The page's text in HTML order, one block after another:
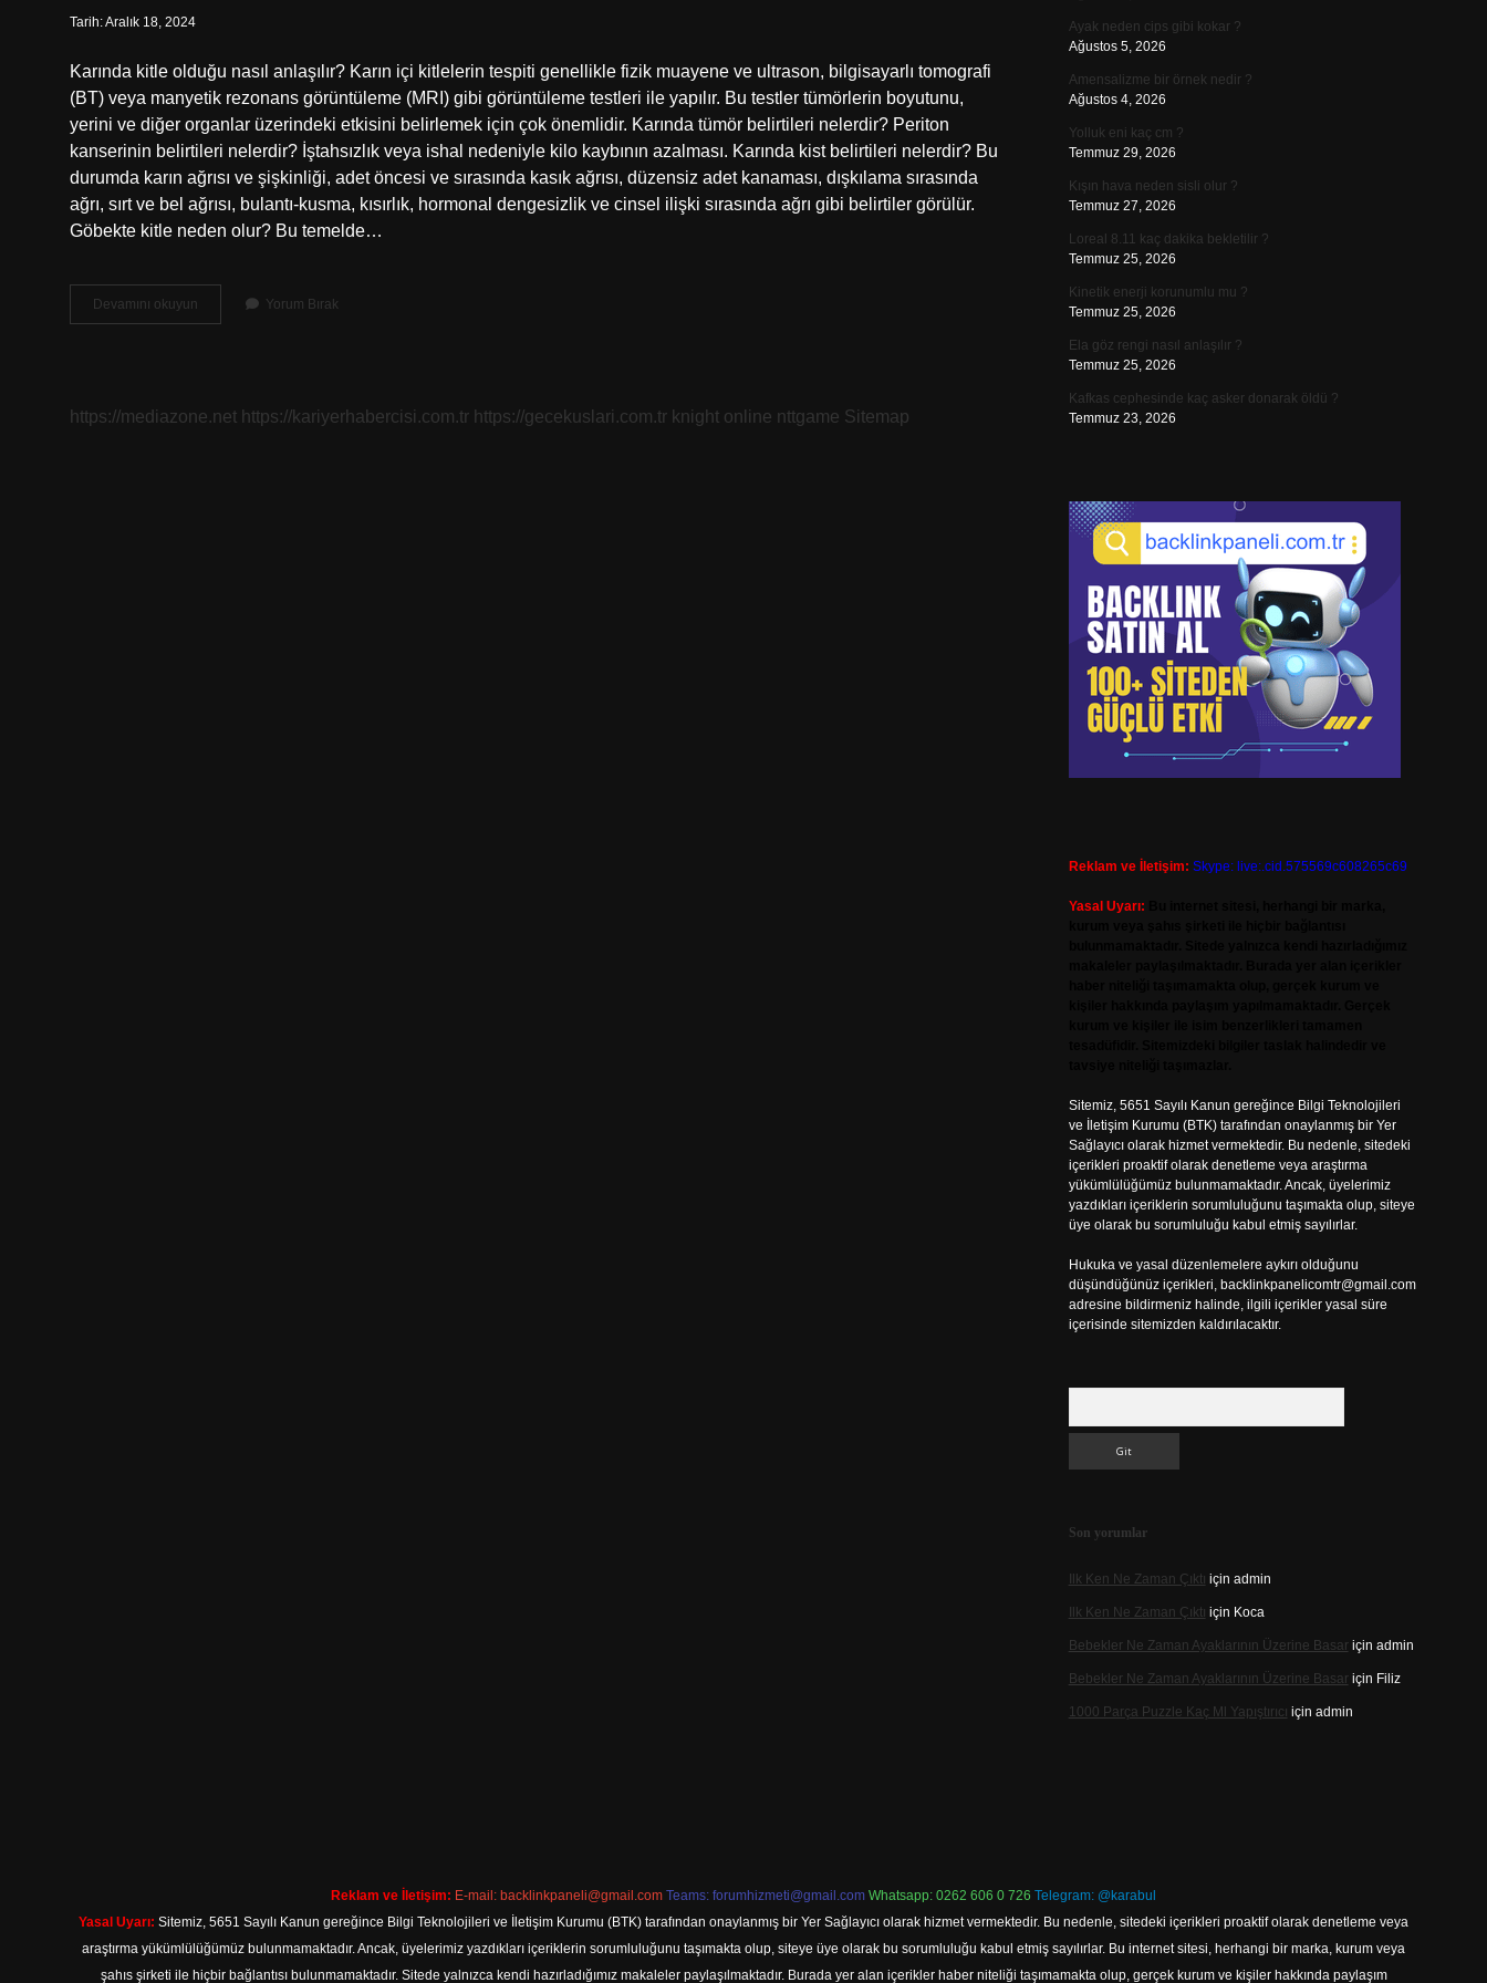
Tarih: Aralık 18, 2024
Karında kitle olduğu nasıl anlaşılır? Karın içi kitlelerin tespiti genellikle fizik muayene ve ultrason, bilgisayarlı tomografi
(BT) veya manyetik rezonans görüntüleme (MRI) gibi görüntüleme testleri ile yapılır. Bu testler tümörlerin boyutunu,
yerini ve diğer organlar üzerindeki etkisini belirlemek için çok önemlidir. Karında tümör belirtileri nelerdir? Periton
kanserinin belirtileri nelerdir? İştahsızlık veya ishal nedeniyle kilo kaybının azalması. Karında kist belirtileri nelerdir? Bu
durumda karın ağrısı ve şişkinliği, adet öncesi ve sırasında kasık ağrısı, düzensiz adet kanaması, dışkılama sırasında
ağrı, sırt ve bel ağrısı, bulantı-kusma, kısırlık, hormonal dengesizlik ve cinsel ilişki sırasında ağrı gibi belirtiler görülür.
Göbekte kitle neden olur? Bu temelde…
Devamını okuyun
Kitle
Yorum Bırak
https://mediazone.net https://kariyerhabercisi.com.tr https://gecekuslari.com.tr knight online nttgame Sitemap
Ayak neden cips gibi kokar ?
Ağustos 5, 2026
Amensalizme bir örnek nedir ?
Ağustos 4, 2026
Yolluk eni kaç cm ?
Temmuz 29, 2026
Kışın hava neden sisli olur ?
Temmuz 27, 2026
Loreal 8.11 kaç dakika bekletilir ?
Temmuz 25, 2026
Kinetik enerji korunumlu mu ?
Temmuz 25, 2026
Ela göz rengi nasıl anlaşılır ?
Temmuz 25, 2026
Kafkas cephesinde kaç asker donarak öldü ?
Temmuz 23, 2026
Reklam ve İletişim: Skype: live:.cid.575569c608265c69
Yasal Uyarı:
Sitemiz, 5651 Sayılı Kanun gereğince Bilgi Teknolojileri
ve İletişim Kurumu (BTK) tarafından onaylanmış bir Yer
Sağlayıcı olarak hizmet vermektedir. Bu nedenle, sitedeki
içerikleri proaktif olarak denetleme veya araştırma
yükümlülüğümüz bulunmamaktadır. Ancak, üyelerimiz
yazdıkları içeriklerin sorumluluğunu taşımakta olup, siteye
üye olarak bu sorumluluğu kabul etmiş sayılırlar.
Hukuka ve yasal düzenlemelere aykırı olduğunu
düşündüğünüz içerikleri, backlinkpanelicomtr@gmail.com
adresine bildirmeniz halinde, ilgili içerikler yasal süre
içerisinde sitemizden kaldırılacaktır.
Son yorumlar
Ilk Ken Ne Zaman Çıktı için admin
Ilk Ken Ne Zaman Çıktı için Koca
Bebekler Ne Zaman Ayaklarının Üzerine Basariçin admin
Bebekler Ne Zaman Ayaklarının Üzerine Basariçin Filiz
1000 Parça Puzzle Kaç Ml Yapıştırıcı için admin
Reklam ve İletişim: E-mail: backlinkpaneli@gmail.com Teams: forumhizmeti@gmail.com Whatsapp: 0262 606 0 726 Telegram: @karabul
Yasal Uyarı: Sitemiz, 5651 Sayılı Kanun gereğince Bilgi Teknolojileri ve İletişim Kurumu (BTK) tarafından onaylanmış bir Yer Sağlayıcı olarak hizmet vermektedir. Bu nedenle, sitedeki içerikleri proaktif olarak denetleme veya
araştırma yükümlülüğümüz bulunmamaktadır. Ancak, üyelerimiz yazdıkları içeriklerin sorumluluğunu taşımakta olup, siteye üye olarak bu sorumluluğu kabul etmiş sayılırlar. Bu internet sitesi, herhangi bir marka, kurum veya
şahıs şirketi ile hiçbir bağlantısı bulunmamaktadır. Sitede yalnızca kendi hazırladığımız makaleler paylaşılmaktadır. Burada yer alan içerikler haber niteliği taşımamakta olup, gerçek kurum ve kişiler hakkında paylaşım